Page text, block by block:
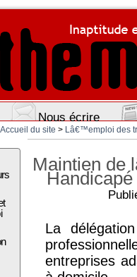
Nous écrire
Accueil du site > Lâ€™emploi des
Maintien de
La
entreprises